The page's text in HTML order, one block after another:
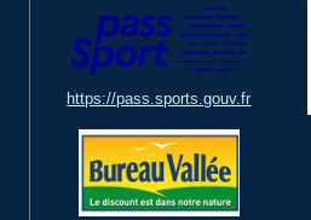
https://pass.sports.gouv.fr